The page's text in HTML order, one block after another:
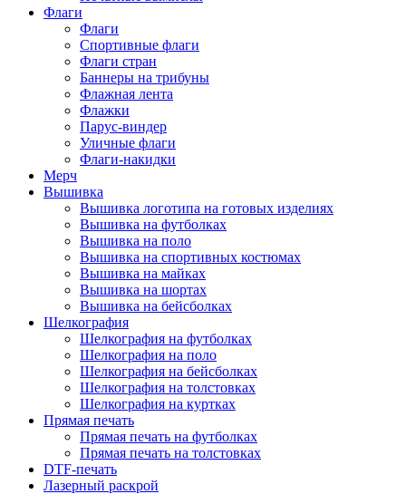
Флаги
Флаги
Спортивные флаги
Флаги стран
Баннеры на трибуны
Флажная лента
Флажки
Парус-виндер
Уличные флаги
Флаги-накидки
Мерч
Вышивка
Вышивка логотипа на готовых изделиях
Вышивка на футболках
Вышивка на поло
Вышивка на спортивных костюмах
Вышивка на майках
Вышивка на шортах
Вышивка на бейсболках
Шелкография
Шелкография на футболках
Шелкография на поло
Шелкография на бейсболках
Шелкография на толстовках
Шелкография на куртках
Прямая печать
Прямая печать на футболках
Прямая печать на толстовках
DTF-печать
Лазерный раскрой